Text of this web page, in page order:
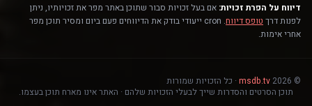
דיווח על הפרת זכויות: אם בעל זכויות סבור שתוכן באתר מפר את זכויותיו, ניתן
לפנות דרך טופס דיווח
. cron ייעודי בודק את הדיווחים פעם ביום ומסיר תוכן מפר
אחרי אימות.
© 2026
msdb.tv · כל הזכויות שמורות
תוכן הסרטים והסדרות שייך לבעלי הזכויות שלהם · האתר אינו מארח תוכן בעצמו.